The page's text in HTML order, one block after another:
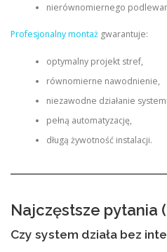
nierównomiernego
Profesjonalny montaż gwarantuje:
optymalny projekt stref,
równomierne nawodnienie,
niezawodne działanie
pełną automatyzację,
długą żywotność instalacji.
Najczęstsze pytania
Czy system działa bez